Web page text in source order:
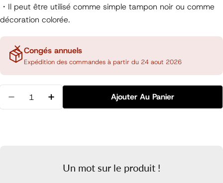
・Il peut être utilisé comme simple tampon noir ou comme
décoration colorée.
Congés annuels
Expédition des commandes à partir du 24 aout 2026
Diminuer La Quantité Pour Tampon Oiseau Pré-
Augmenter La Quantité Pour Tampon
Ajouter Au Panier
Un mot sur le produit !